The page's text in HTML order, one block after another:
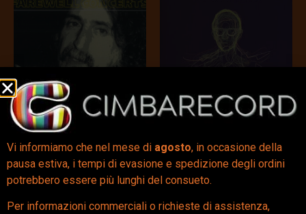
The Farewell Concerts
(CD Unofficial) – Frank
Zappa
29,00€
(Drank) (10” Signed
Col.) – Tori Amos,
Trevor Horn –
Autografato
77,00€
Vi informiamo che nel mese di agosto, in occasione della
pausa estiva, i tempi di evasione e spedizione degli ordini
potrebbero essere più lunghi del consueto.
Per informazioni commerciali o richieste di assistenza,